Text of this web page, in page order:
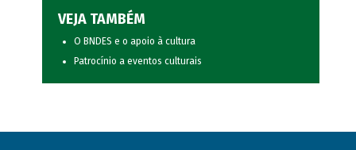
VEJA TAMBÉM
O BNDES e o apoio à cultura
Patrocínio a eventos culturais